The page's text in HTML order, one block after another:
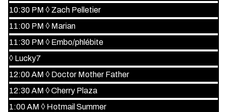
10:30 PM ◊ Zach Pelletier
11:00 PM ◊ Marian
11:30 PM ◊ Embo/phlébite
◊ Lucky7
12:00 AM ◊ Doctor Mother Father
12:30 AM ◊Cherry Plaza
1:00 AM ◊ Hotmail Summer